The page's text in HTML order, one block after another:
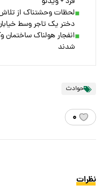
لحظات وحشتناک از تلاش
دختر یک تاجر وسط
شدند
حوادث
۰
نظرات